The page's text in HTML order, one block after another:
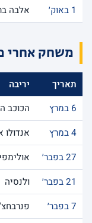
1 באוק׳ אלבה
משחק אחרי
תאריך יריבה
6 במרץ
הכוכב
4 במרץ
27 בפבר׳
21 בפבר׳
ולנסיה
7 בפבר׳